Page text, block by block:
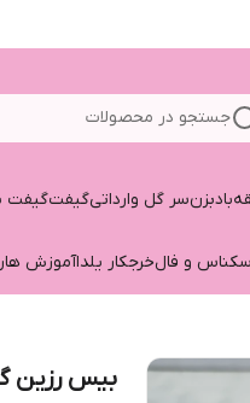
جستجو در محصولات
بادبزنسر گل وارداتیگیفتگیفت
و فالخرجکار یلداآموزش
بیس رزین